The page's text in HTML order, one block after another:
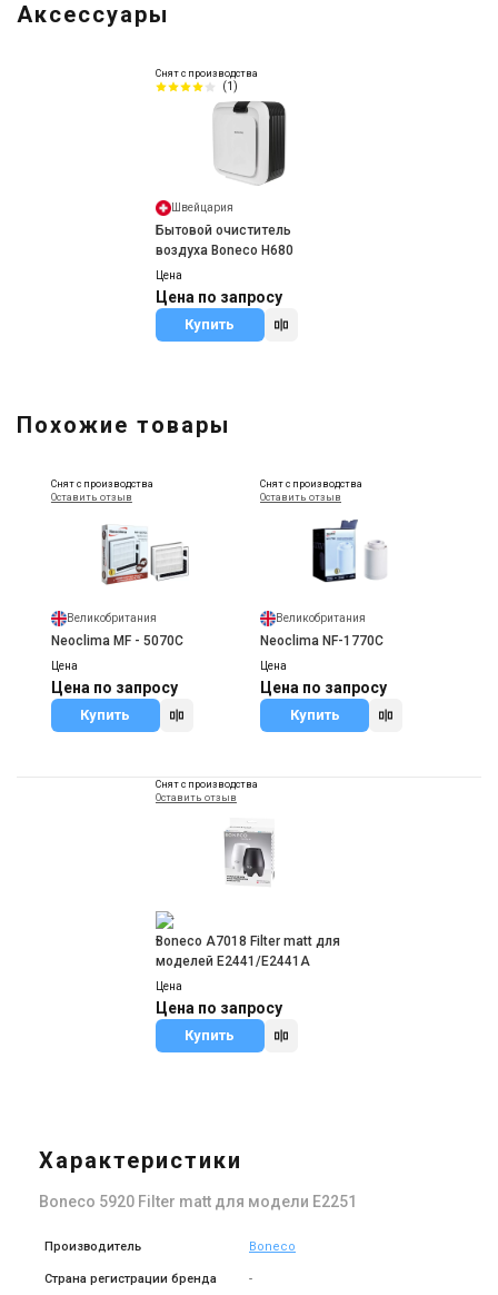
Аксессуары
Снят с производства
(1)
Швейцария
Бытовой очиститель
воздуха Boneco H680
Цена
Цена по запросу
Купить
Похожие товары
Снят с производства
Оставить отзыв
Великобритания
Neoclima MF - 5070C
Цена
Цена по запросу
Купить
Снят с производства
Оставить отзыв
Великобритания
Neoclima NF-1770C
Цена
Цена по запросу
Купить
Снят с производства
Оставить отзыв
-
Boneco A7018 Filter matt для
моделей E2441/E2441A
Цена
Цена по запросу
Купить
Характеристики
Boneco 5920 Filter matt для модели E2251
Производитель Boneco
Страна регистрации бренда -